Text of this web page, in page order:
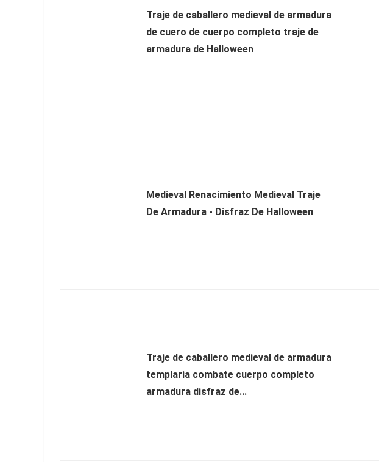
Traje de caballero medieval de armadura
de cuero de cuerpo completo traje de
armadura de Halloween
Medieval Renacimiento Medieval Traje
De Armadura - Disfraz De Halloween
Traje de caballero medieval de armadura
templaria combate cuerpo completo
armadura disfraz de...